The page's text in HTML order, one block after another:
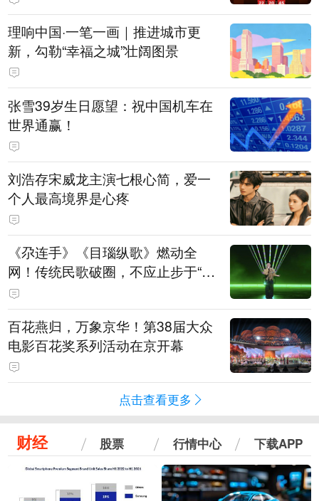
理响中国·一笔一画｜推进城市更
新，勾勒“幸福之城”壮阔图景
张雪39岁生日愿望：祝中国机车在
世界通赢！
刘浩存宋威龙主演七根心简，爱一
个人最高境界是心疼
《尕连手》《目瑙纵歌》燃动全
网！传统民歌破圈，不应止步于“上
头”
百花燕归，万象京华！第38届大众
电影百花奖系列活动在京开幕
点击查看更多
财经 股票 行情中心 下载APP